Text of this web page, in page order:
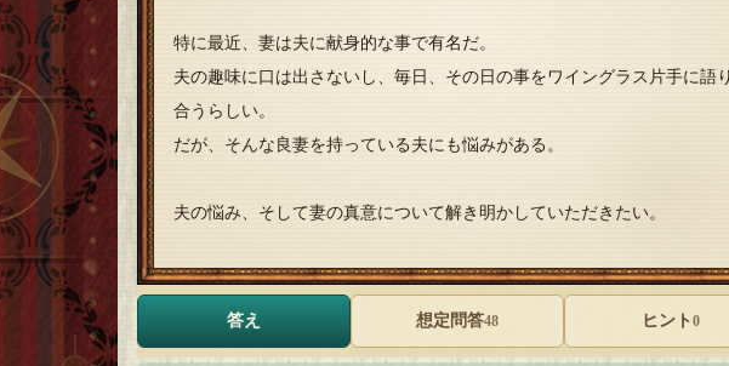
特に最近、妻は夫に献身的な事で有名だ。
夫の趣味に口は出さないし、毎日、その日の事をワイングラス片手に語
合うらしい。
だが、そんな良妻を持っている夫にも悩みがある。
夫の悩み、そして妻の真意について解き明かしていただきたい。
答え 想定問答48 ヒント 0